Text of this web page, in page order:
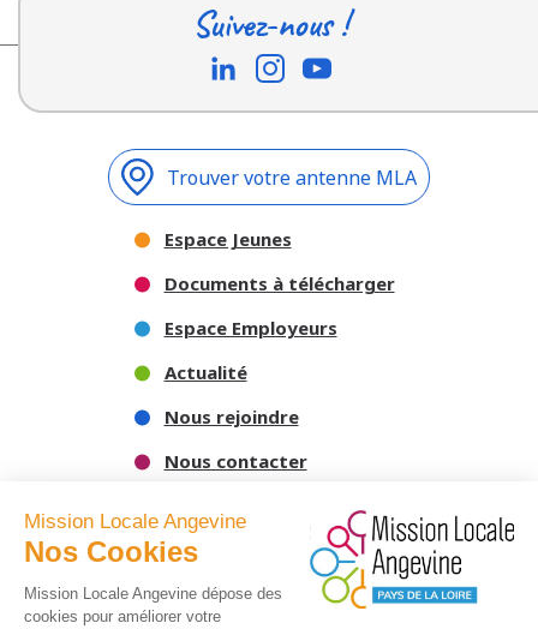
Suivez-nous !
Trouver votre antenne MLA
Espace Jeunes
Documents à télécharger
Espace Employeurs
Actualité
Nous rejoindre
Nous contacter
Mission Locale Angevine
Nos Cookies
Mission Locale Angevine dépose des
cookies pour améliorer votre